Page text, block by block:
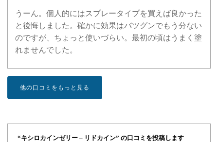
うーん。個人的にはスプレータイプを買えば良かった
と後悔しました。確かに効果はバツグンでもう分ない
のですが、ちょっと使いづらい。最初の頃はうまく塗
れませんでした。
他の口コミをもっと見る
“キシロカインゼリー – リドカイン” の口コミを投稿します